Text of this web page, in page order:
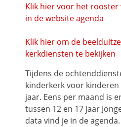
Klik hier voor het rooster
in de website agenda
Klik hier om de
kerkdiensten te bekijken
Tijdens de
kinderkerk voor kinderen
jaar. Eens per maand is
tussen 12 en 17 jaar
data vind je in de agenda.